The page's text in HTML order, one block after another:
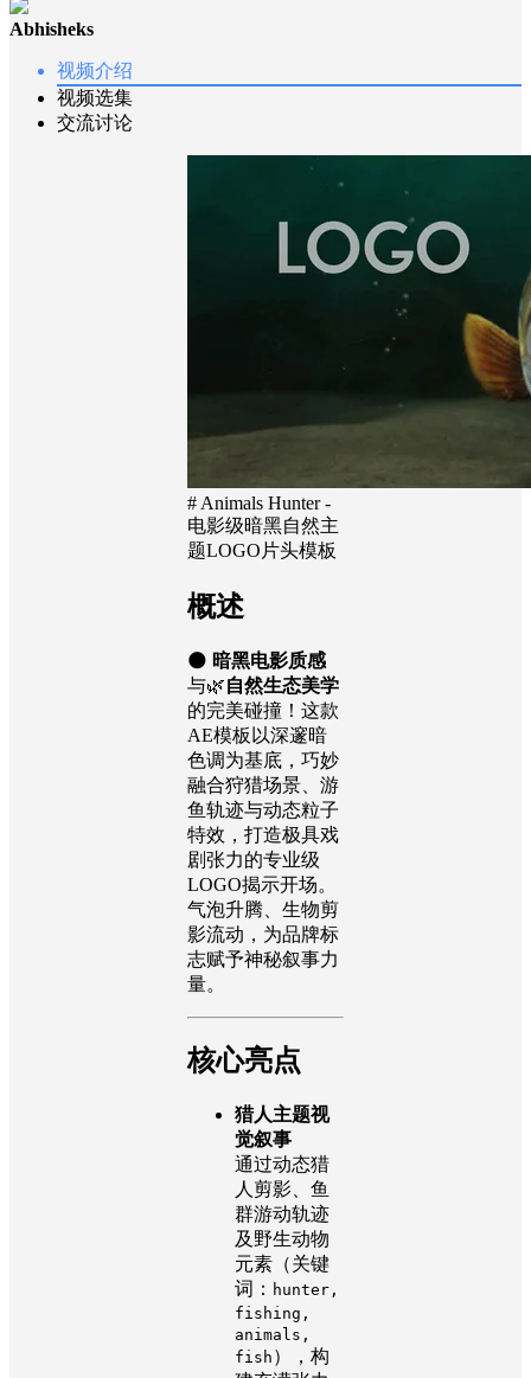
Abhisheks
视频介绍
视频选集
交流讨论
# Animals Hunter -
电影级暗黑自然主
题LOGO片头模板
概述
🌑 暗黑电影质感
与🌿自然生态美学
的完美碰撞！这款
AE模板以深邃暗
色调为基底，巧妙
融合狩猎场景、游
鱼轨迹与动态粒子
特效，打造极具戏
剧张力的专业级
LOGO揭示开场。
气泡升腾、生物剪
影流动，为品牌标
志赋予神秘叙事力
量。
核心亮点
猎人主题视
觉叙事
通过动态猎
人剪影、鱼
群游动轨迹
及野生动物
元素（关键
词： hunter,
fishing,
animals,
fish ），构